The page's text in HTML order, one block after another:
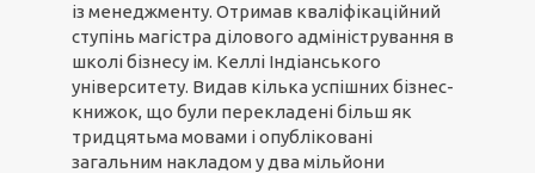
із менеджменту. Отримав кваліфікаційний
ступінь магістра ділового адміністрування в
школі бізнесу ім. Келлі Індіанського
університету. Видав кілька успішних бізнес-
книжок, що були перекладені більш як
тридцятьма мовами і опубліковані
загальним накладом у два мільйони